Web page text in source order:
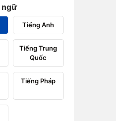
ngữ
Tiếng Anh
Tiếng Trung
Quốc
Tiếng Pháp